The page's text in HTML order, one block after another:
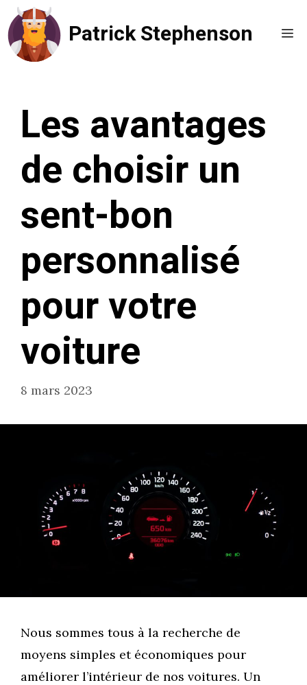
Aller
au
contenu
Patrick Stephenson
Les avantages
de choisir un
sent-bon
personnalisé
pour votre
voiture
8 mars 2023
Nous sommes tous à la recherche de
moyens simples et économiques pour
améliorer l’intérieur de nos voitures. Un